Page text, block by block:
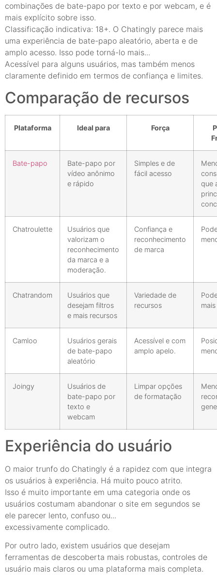
combinações de bate-papo por texto e por webcam, e é
mais explícito sobre isso.
Classificação indicativa: 18+. O Chatingly parece mais
uma experiência de bate-papo aleatório, aberta e de
amplo acesso. Isso pode torná-lo mais...
Acessível para alguns usuários, mas também menos
claramente definido em termos de confiança e limites.
Comparação de recursos
Plataforma Ideal para Força
Bate-papo
Bate-papo por
vídeo anônimo
e rápido
Simples e de
fácil acesso
que
Chatroulette
Usuários que
valorizam o
reconhecimento
da marca e a
moderação.
Confiança e
reconhecimento
de marca
Chatrandom
Usuários que
desejam filtros
e mais recursos
Variedade de
recursos
Camloo
Usuários gerais
de bate-papo
aleatório
Acessível e com
amplo apelo.
Joingy
Usuários de
bate-papo por
texto e
webcam
Limpar opções
de formatação
Experiência do usuário
O maior trunfo do Chatingly é a rapidez com que integra
os usuários à experiência. Há muito pouco atrito.
Isso é muito importante em uma categoria onde os
usuários costumam abandonar o site em segundos se
ele parecer lento, confuso ou...
excessivamente complicado.
Por outro lado, existem usuários que desejam
ferramentas de descoberta mais robustas, controles de
usuário mais claros ou uma plataforma mais completa.